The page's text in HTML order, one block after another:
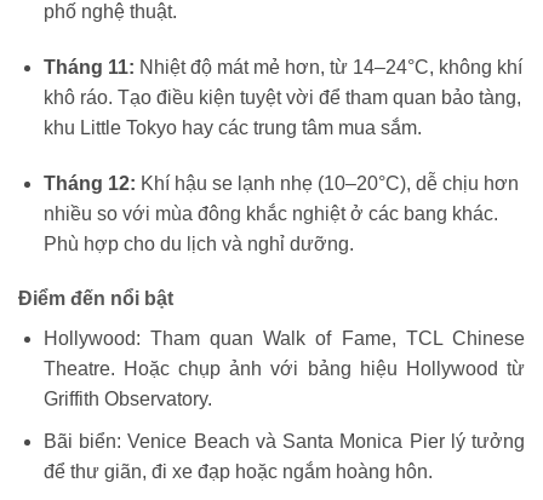
phố nghệ thuật.
Tháng 11: Nhiệt độ mát mẻ hơn, từ 14–24°C, không khí
khô ráo. Tạo điều kiện tuyệt vời để tham quan bảo tàng,
khu Little Tokyo hay các trung tâm mua sắm.
Tháng 12: Khí hậu se lạnh nhẹ (10–20°C), dễ chịu hơn
nhiều so với mùa đông khắc nghiệt ở các bang khác.
Phù hợp cho du lịch và nghỉ dưỡng.
Điểm đến nổi bật
Hollywood: Tham quan Walk of Fame, TCL Chinese
Theatre. Hoặc chụp ảnh với bảng hiệu Hollywood từ
Griffith Observatory.
Bãi biển: Venice Beach và Santa Monica Pier lý tưởng
để thư giãn, đi xe đạp hoặc ngắm hoàng hôn.